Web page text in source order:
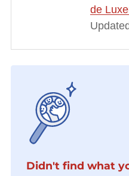
de
Didn't find what